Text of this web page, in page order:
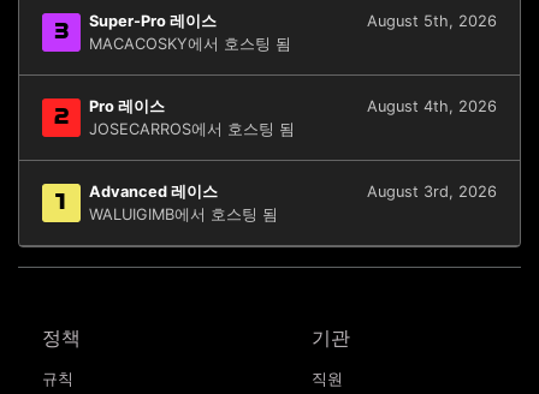
3 Super-Pro 레이스
August 5th, 2026
MACACOSKY에서 호스팅 됨
2 Pro 레이스
August 4th, 2026
JOSECARROS에서 호스팅 됨
1 Advanced 레이스
August 3rd, 2026
WALUIGIMB에서 호스팅 됨
정책
규칙
기관
직원